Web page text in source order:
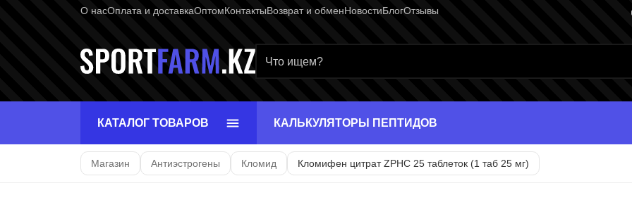
О насОплата и доставкаОптомКонтактыВозврат и обменНовостиБлогОтзывы
Главная страница
КАТАЛОГ ТОВАРОВ КАЛЬКУЛЯТОРЫ ПЕПТИДОВ
Магазин Антиэстрогены Кломид Кломифен цитрат ZPHC 25 таблеток (1 таб 25 мг)